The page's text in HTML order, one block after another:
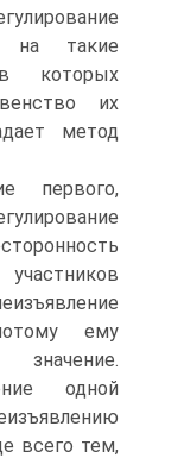
на такие
которых
их
метод
первого,
ему
одной
всего тем,